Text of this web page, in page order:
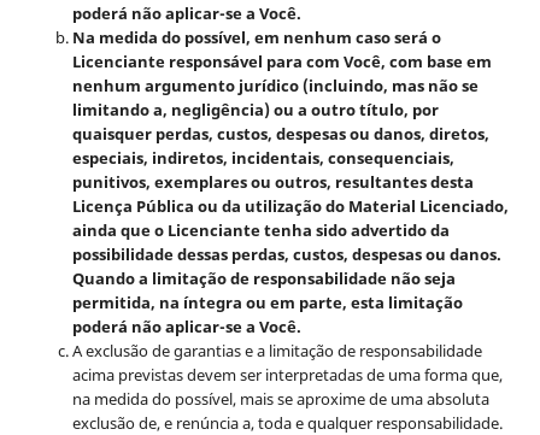
poderá não aplicar-se a Você.
Na medida do possível, em nenhum caso será o
Licenciante responsável para com Você, com base em
nenhum argumento jurídico (incluindo, mas não se
limitando a, negligência) ou a outro título, por
quaisquer perdas, custos, despesas ou danos, diretos,
especiais, indiretos, incidentais, consequenciais,
punitivos, exemplares ou outros, resultantes desta
Licença Pública ou da utilização do Material Licenciado,
ainda que o Licenciante tenha sido advertido da
possibilidade dessas perdas, custos, despesas ou danos.
Quando a limitação de responsabilidade não seja
permitida, na íntegra ou em parte, esta limitação
poderá não aplicar-se a Você.
A exclusão de garantias e a limitação de responsabilidade
acima previstas devem ser interpretadas de uma forma que,
na medida do possível, mais se aproxime de uma absoluta
exclusão de, e renúncia a, toda e qualquer responsabilidade.